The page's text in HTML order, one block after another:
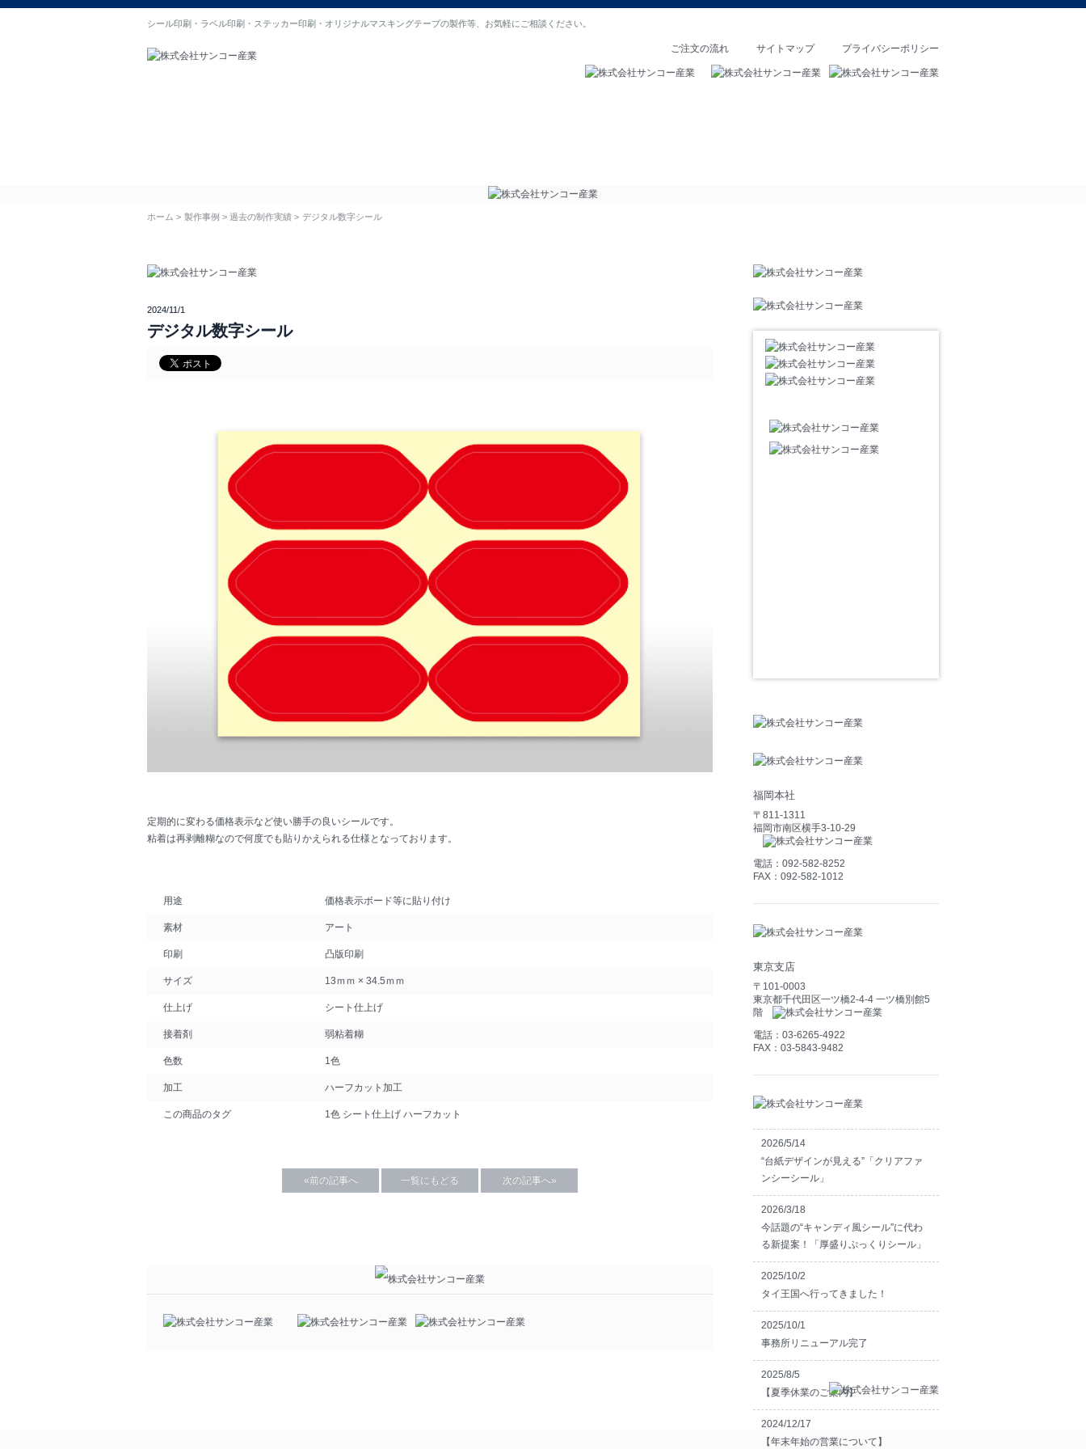
シール印刷・ラベル印刷・ステッカー印刷・オリジナルマスキングテープの製作等、お気軽にご相談ください。
プライバシーポリシー
サイトマップ
ご注文の流れ
ホーム 製作事例 過去の制作実績 デジタル数字シール
2024/11/1
デジタル数字シール
定期的に変わる価格表示など使い勝手の良いシールです。
粘着は再剥離糊なので何度でも貼りかえられる仕様となっております。
用途 価格表示ボード等に貼り付け
素材 アート
印刷 凸版印刷
サイズ 13ｍｍ × 34.5ｍｍ
仕上げ シート仕上げ
接着剤 弱粘着糊
色数 1色
加工 ハーフカット加工
この商品のタグ 1色 シート仕上げ ハーフカット
«前の記事へ 一覧にもどる 次の記事へ»
福岡本社
〒811-1311
福岡市南区横手3-10-29
電話：092-582-8252
FAX：092-582-1012
東京支店
〒101-0003
東京都千代田区一ツ橋2-4-4 一ツ橋別館5
階
電話：03-6265-4922
FAX：03-5843-9482
2026/5/14
“台紙デザインが見える”「クリアファ
ンシーシール」
2026/3/18
今話題の“キャンディ風シール”に代わ
る新提案！「厚盛りぷっくりシール」
2025/10/2
タイ王国へ行ってきました！
2025/10/1
事務所リニューアル完了
2025/8/5
【夏季休業のご案内】
2024/12/17
【年末年始の営業について】